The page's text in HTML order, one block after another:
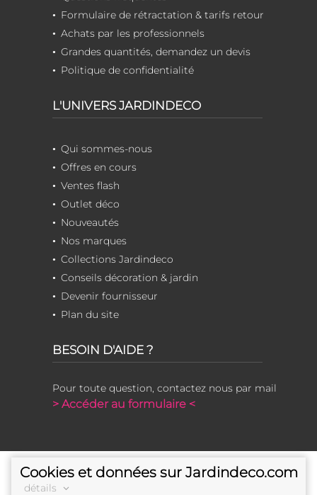
Formulaire de rétractation & tarifs retour
Achats par les professionnels
Grandes quantités, demandez un devis
Politique de confidentialité
L'UNIVERS JARDINDECO
Qui sommes-nous
Offres en cours
Ventes flash
Outlet déco
Nouveautés
Nos marques
Collections Jardindeco
Conseils décoration & jardin
Devenir fournisseur
Plan du site
BESOIN D'AIDE ?
Pour toute question, contactez nous par mail
> Accéder au formulaire <
Cookies et données sur Jardindeco.com
détails